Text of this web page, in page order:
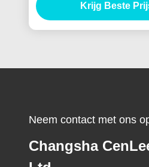
Krijg Beste
Neem contact met ons
Changsha